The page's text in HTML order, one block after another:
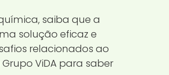
saiba que a
solução eficaz e
relacionados ao
ViDA para saber